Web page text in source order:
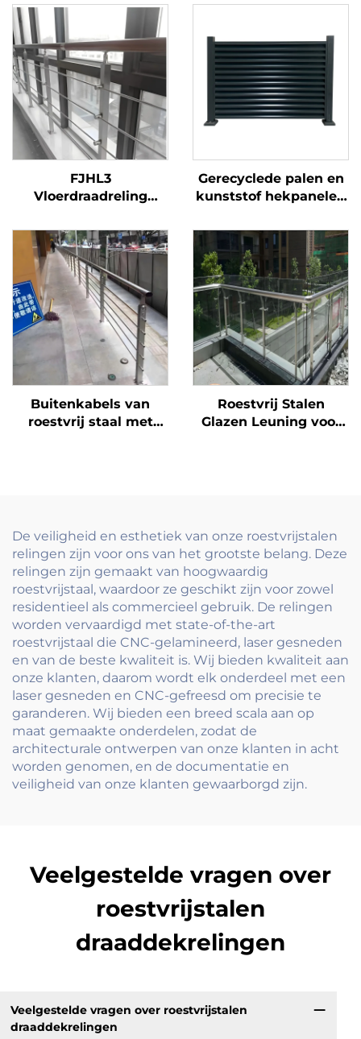
FJHL3
Vloerdraadreling
roestvrijstalen
kabelleuning,
geborsteld afwerking
voor balkon en
gebouwvloeren
Gerecyclede palen en
kunststof hekpanelen
voor ecologische tuin,
duurzame
hekoplossing
Buitenkabels van
roestvrij staal met
Roestvrij Stalen
Glazen Leuning voor
De veiligheid en esthetiek van onze roestvrijstalen
relingen zijn voor ons van het grootste belang. Deze
relingen zijn gemaakt van hoogwaardig
roestvrijstaal, waardoor ze geschikt zijn voor zowel
residentieel als commercieel gebruik. De relingen
worden vervaardigd met state-of-the-art
roestvrijstaal die CNC-gelamineerd, laser gesneden
en van de beste kwaliteit is. Wij bieden kwaliteit aan
onze klanten, daarom wordt elk onderdeel met een
laser gesneden en CNC-gefreesd om precisie te
garanderen. Wij bieden een breed scala aan op
maat gemaakte onderdelen, zodat de
architecturale ontwerpen van onze klanten in acht
worden genomen, en de documentatie en
veiligheid van onze klanten gewaarborgd zijn.
Veelgestelde vragen over
roestvrijstalen
draaddekrelingen
Veelgestelde vragen over roestvrijstalen
draaddekrelingen